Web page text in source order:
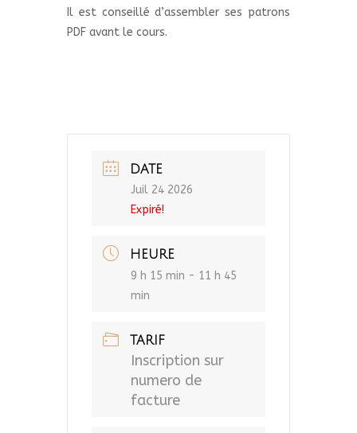
Il est conseillé d’assembler ses patrons
PDF avant le cours.
DATE
Juil 24 2026
Expiré!
HEURE
9 h 15 min - 11 h 45
min
TARIF
Inscription sur
numero de
facture